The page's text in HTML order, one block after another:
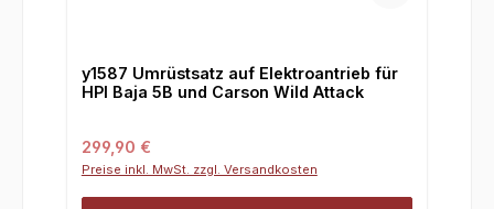
y1587 Umrüstsatz auf Elektroantrieb für
HPI Baja 5B und Carson Wild Attack
Regulärer Preis:
299,90 €
Preise inkl. MwSt. zzgl. Versandkosten